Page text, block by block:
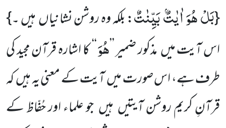
{بَلْ هُوَ اٰیٰتٌۢ بَیِّنٰتٌ: بلکہ وہ روشن نشانیاں ہیں ۔}
اس آیت میں مذکور ضمیر ’’هُوَ‘‘کا اشارہ قرآن مجید کی
طرف ہے، اس صورت میں آیت کے معنی یہ ہیں کہ
قرآنِ کریم روشن آیتیں ہیں جو علماء اور حُفّاظ کے